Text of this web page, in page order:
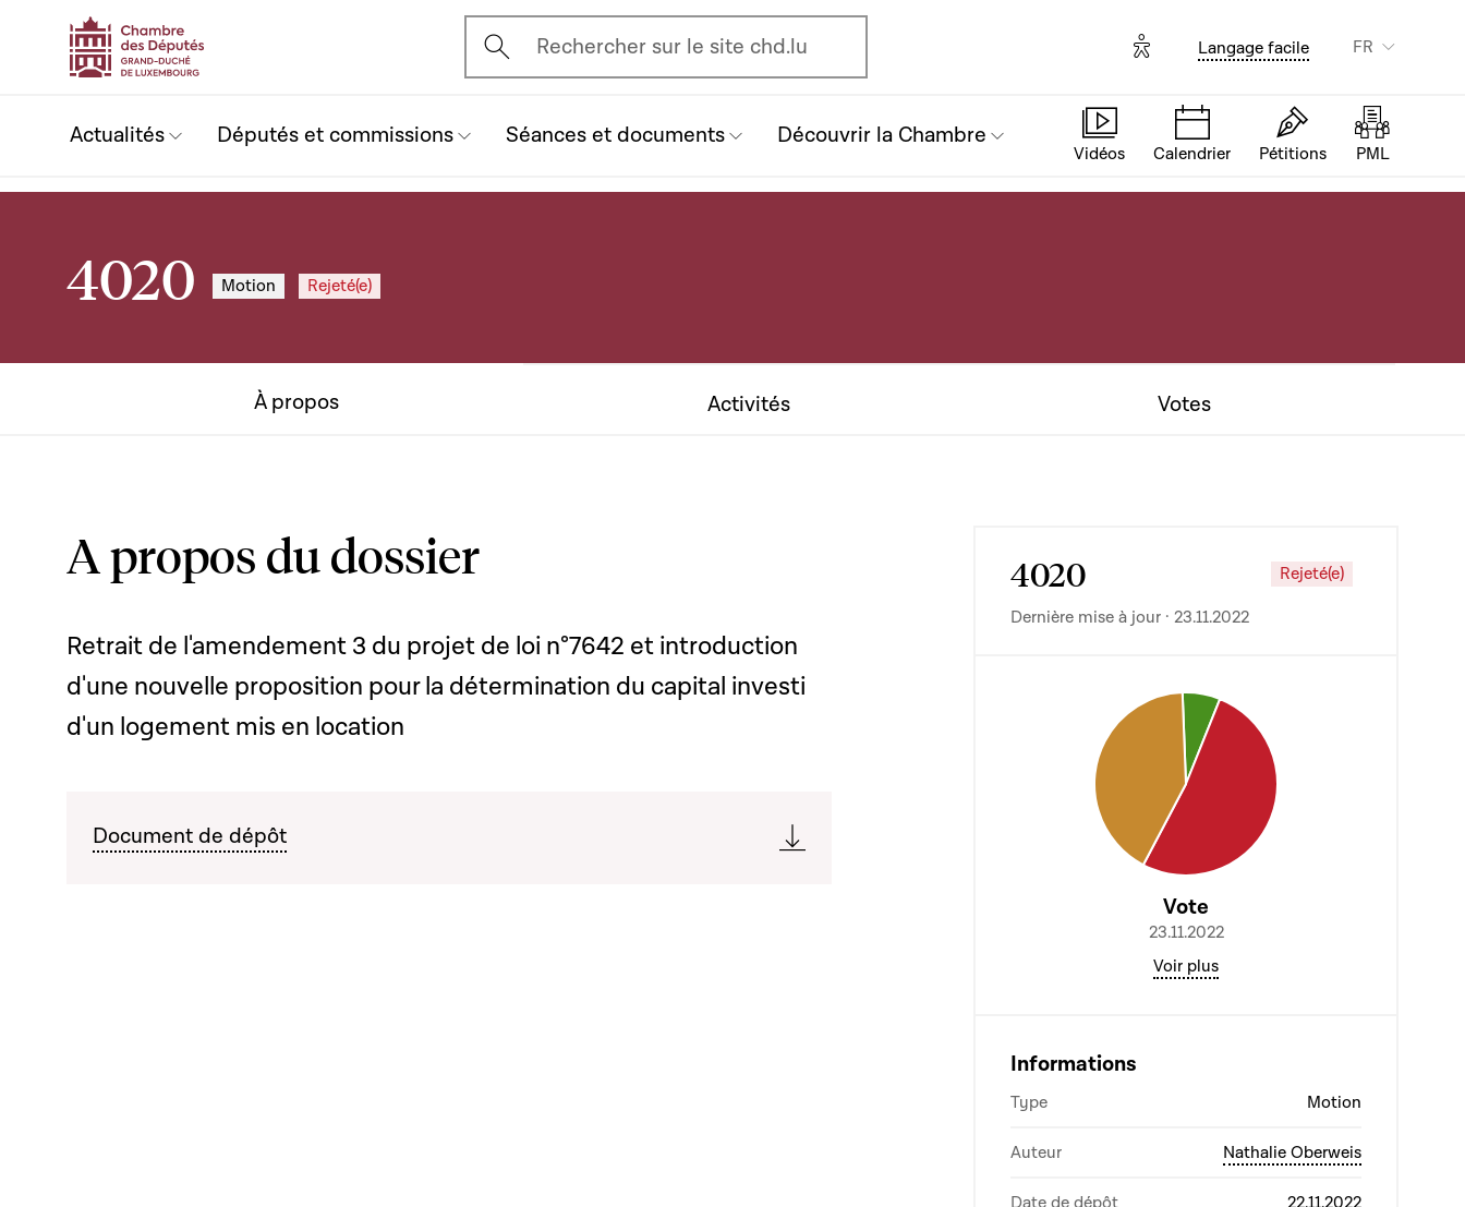
Ouvrir l'écran de recherche
Rechercher sur le site chd.lu Options d'accessibilité
Langage facile FR
Actualités Députés et commissions Séances et documents Découvrir la Chambre
Vidéos Calendrier Pétitions PML
4020 Motion Rejeté(e)
À propos Activités Votes
A propos du dossier
Retrait de l'amendement 3 du projet de loi n°7642 et introduction
d'une nouvelle proposition pour la détermination du capital investi
d'un logement mis en location
Document de dépôt
4020 Rejeté(e)
Dernière mise à jour · 23.11.2022
Vote
23.11.2022
Voir plus
Informations
Type Motion
Auteur Nathalie Oberweis
Date de dépôt 22.11.2022